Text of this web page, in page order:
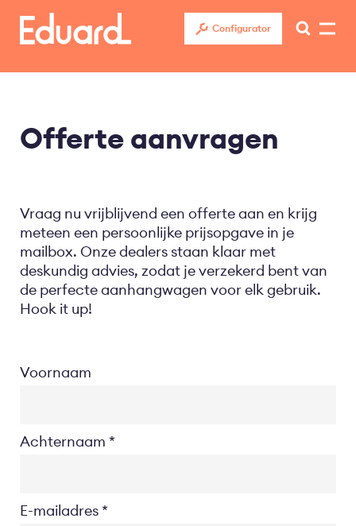
Overslaan
naar
Configurator
Offerte aanvragen
Vraag nu vrijblijvend een offerte aan en krijg
meteen een persoonlijke prijsopgave in je
mailbox. Onze dealers staan klaar met
deskundig advies, zodat je verzekerd bent van
de perfecte aanhangwagen voor elk gebruik.
Hook it up!
Voornaam
Achternaam
E-mailadres